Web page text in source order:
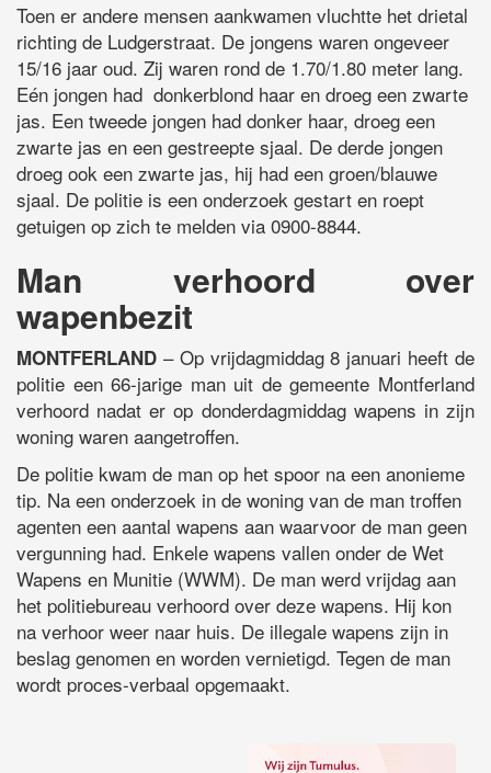
Toen er andere mensen aankwamen vluchtte het drietal
richting de Ludgerstraat. De jongens waren ongeveer
15/16 jaar oud. Zij waren rond de 1.70/1.80 meter lang.
Eén jongen had donkerblond haar en droeg een zwarte
jas. Een tweede jongen had donker haar, droeg een
zwarte jas en een gestreepte sjaal. De derde jongen
droeg ook een zwarte jas, hij had een groen/blauwe
sjaal. De politie is een onderzoek gestart en roept
getuigen op zich te melden via 0900-8844.
Man verhoord over
wapenbezit
MONTFERLAND – Op vrijdagmiddag 8 januari heeft de
politie een 66-jarige man uit de gemeente Montferland
verhoord nadat er op donderdagmiddag wapens in zijn
woning waren aangetroffen.
De politie kwam de man op het spoor na een anonieme
tip. Na een onderzoek in de woning van de man troffen
agenten een aantal wapens aan waarvoor de man geen
vergunning had. Enkele wapens vallen onder de Wet
Wapens en Munitie (WWM). De man werd vrijdag aan
het politiebureau verhoord over deze wapens. Hij kon
na verhoor weer naar huis. De illegale wapens zijn in
beslag genomen en worden vernietigd. Tegen de man
wordt proces-verbaal opgemaakt.